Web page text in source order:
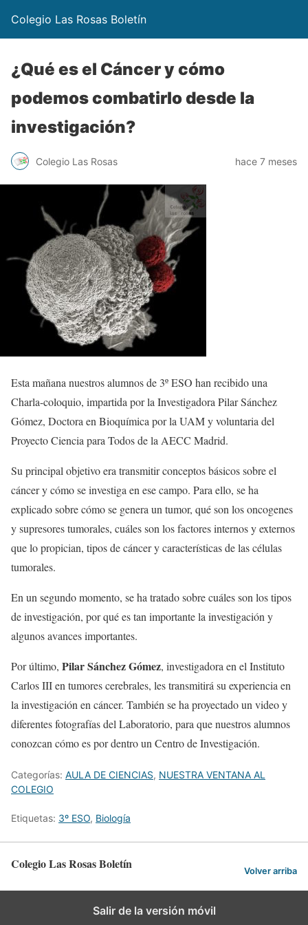
Colegio Las Rosas Boletín
¿Qué es el Cáncer y cómo
podemos combatirlo desde la
investigación?
Colegio Las Rosas hace 7 meses
Esta mañana nuestros alumnos de 3º ESO han recibido una
Charla-coloquio, impartida por la Investigadora Pilar Sánchez
Gómez, Doctora en Bioquímica por la UAM y voluntaria del
Proyecto Ciencia para Todos de la AECC Madrid.
Su principal objetivo era transmitir conceptos básicos sobre el
cáncer y cómo se investiga en ese campo. Para ello, se ha
explicado sobre cómo se genera un tumor, qué son los oncogenes
y supresores tumorales, cuáles son los factores internos y externos
que lo propician, tipos de cáncer y características de las células
tumorales.
En un segundo momento, se ha tratado sobre cuáles son los tipos
de investigación, por qué es tan importante la investigación y
algunos avances importantes.
Por último, Pilar Sánchez Gómez, investigadora en el Instituto
Carlos III en tumores cerebrales, les transmitirá su experiencia en
la investigación en cáncer. También se ha proyectado un video y
diferentes fotografías del Laboratorio, para que nuestros alumnos
conozcan cómo es por dentro un Centro de Investigación.
Categorías: AULA DE CIENCIAS, NUESTRA VENTANA AL
COLEGIO
Etiquetas: 3º ESO, Biología
Colegio Las Rosas Boletín Volver arriba
Salir de la versión móvil